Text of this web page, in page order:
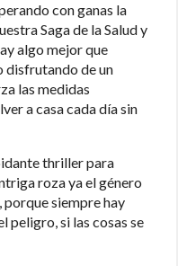
con ganas la
Saga de la Salud y
algo mejor que
disfrutando de un
las medidas
a casa cada día sin
thriller para
roza ya el género
siempre hay
peligro, si las cosas se